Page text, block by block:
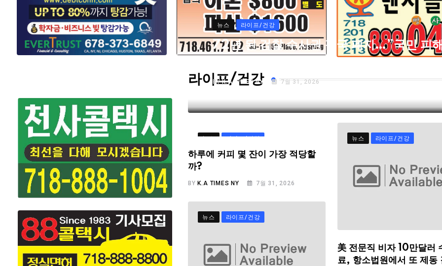
라이프/건강
뉴스 라이프/건강
72년 된 검찰 수사권 결국 폐지…”국민 피
BYK.A TIMES NY 7월 31, 2026
뉴스 라이프/건강
하루에 커피 몇 잔이 가장 적당할
까?
BYK.A TIMES NY 7월 31, 2026
뉴스 라이프/건강
美 전문직 비자 10만달러
료, 항소법원에서 또 제동
뉴스 라이프/건강